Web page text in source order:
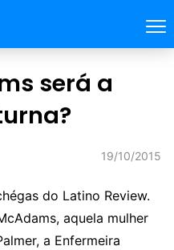
será a
19/10/2015
do Latino Review.
aquela mulher
a Enfermeira